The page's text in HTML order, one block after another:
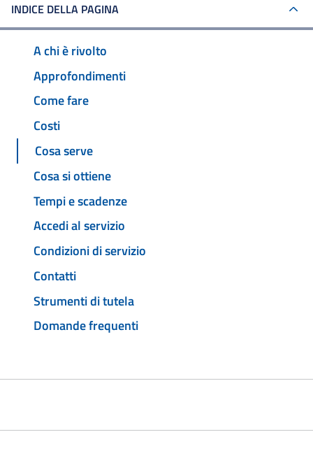
INDICE DELLA PAGINA
A chi è rivolto
Approfondimenti
Come fare
Costi
Cosa serve
Cosa si ottiene
Tempi e scadenze
Accedi al servizio
Condizioni di servizio
Contatti
Strumenti di tutela
Domande frequenti